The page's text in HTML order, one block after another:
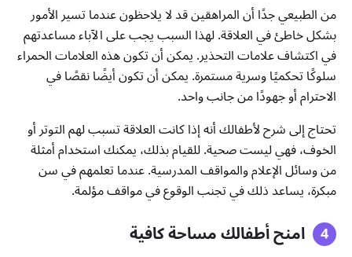
من الطبيعي جدًا أن المراهقين قد لا يلاحظون عندما تسير الأمور
بشكل خاطئ في العلاقة. لهذا السبب يجب على الآباء مساعدتهم
في اكتشاف علامات التحذير. يمكن أن تكون هذه العلامات الحمراء
سلوكًا تحكميًا وسرية مستمرة. يمكن أن تكون أيضًا نقصًا في
الاحترام أو جهودًا من جانب واحد.
تحتاج إلى شرح لأطفالك أنه إذا كانت العلاقة تسبب لهم التوتر أو
الخوف، فهي ليست صحية. للقيام بذلك، يمكنك استخدام أمثلة
من وسائل الإعلام والمواقف المدرسية. عندما تعلمهم في سن
مبكرة، يساعد ذلك في تجنب الوقوع في مواقف مؤلمة.
امنح أطفالك مساحة كافية